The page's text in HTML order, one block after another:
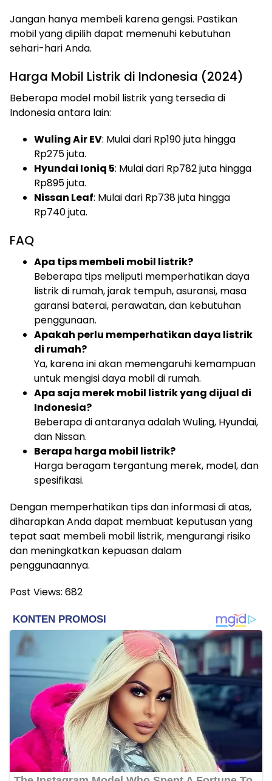
Jangan hanya membeli karena gengsi. Pastikan
mobil yang dipilih dapat memenuhi kebutuhan
sehari-hari Anda.
Harga Mobil Listrik di Indonesia (2024)
Beberapa model mobil listrik yang tersedia di
Indonesia antara lain:
Wuling Air EV: Mulai dari Rp190 juta hingga
Rp275 juta.
Hyundai Ioniq 5: Mulai dari Rp782 juta hingga
Rp895 juta.
Nissan Leaf: Mulai dari Rp738 juta hingga
Rp740 juta.
FAQ
Apa tips membeli mobil listrik?
Beberapa tips meliputi memperhatikan daya
listrik di rumah, jarak tempuh, asuransi, masa
garansi baterai, perawatan, dan kebutuhan
penggunaan.
Apakah perlu memperhatikan daya listrik
di rumah?
Ya, karena ini akan memengaruhi kemampuan
untuk mengisi daya mobil di rumah.
Apa saja merek mobil listrik yang dijual di
Indonesia?
Beberapa di antaranya adalah Wuling, Hyundai,
dan Nissan.
Berapa harga mobil listrik?
Harga beragam tergantung merek, model, dan
spesifikasi.
Dengan memperhatikan tips dan informasi di atas,
diharapkan Anda dapat membuat keputusan yang
tepat saat membeli mobil listrik, mengurangi risiko
dan meningkatkan kepuasan dalam
penggunaannya.
Post Views: 682